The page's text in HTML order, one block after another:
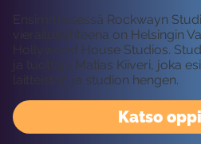
Katso
Ensimmäisessä Rockwayn
vierailukohteena on Helsingin
Hollywood House Studios.
ja tuottaja Matias Kiiveri, joka
laitteiston ja studion hengen.